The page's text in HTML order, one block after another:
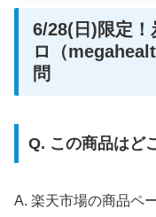
6/28(日)限定！
ロ（
問
Q. この商品はど
A. 楽天市場の商品ペ